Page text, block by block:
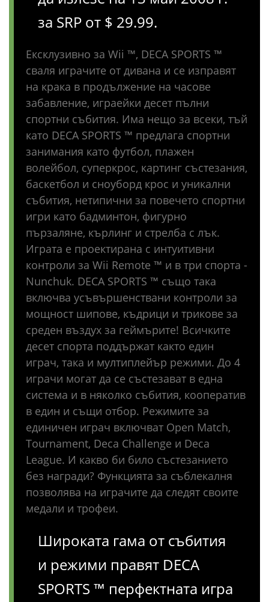
за SRP от $ 29.99.
Ексклузивно за Wii ™, DECA SPORTS ™
сваля играчите от дивана и се изправят
на крака в продължение на часове
забавление, играейки десет пълни
спортни събития. Има нещо за всеки, тъй
като DECA SPORTS ™ предлага спортни
занимания като футбол, плажен
волейбол, суперкрос, картинг състезания,
баскетбол и сноуборд крос и уникални
събития, нетипични за повечето спортни
игри като бадминтон, фигурно
пързаляне, кърлинг и стрелба с лък.
Играта е проектирана с интуитивни
контроли за Wii Remote ™ и в три спорта -
Nunchuk. DECA SPORTS ™ също така
включва усъвършенствани контроли за
мощност шипове, къдрици и трикове за
среден въздух за геймърите! Всичките
десет спорта поддържат както един
играч, така и мултиплейър режими. До 4
играчи могат да се състезават в една
система и в няколко събития, кооператив
в един и същи отбор. Режимите за
единичен играч включват Open Match,
Tournament, Deca Challenge и Deca
League. И какво би било състезанието
без награди? Функцията за съблекалня
позволява на играчите да следят своите
медали и трофеи.
Широката гама от събития
и режими правят DECA
SPORTS ™ перфектната игра